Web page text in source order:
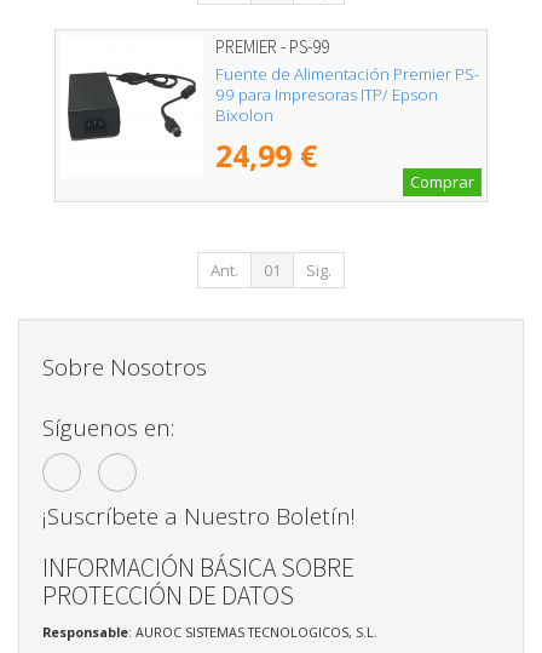
PREMIER - PS-99
Fuente de Alimentación Premier PS-
99 para Impresoras ITP/ Epson
Bixolon
24,99 €
Comprar
Ant. 01 Sig.
Sobre Nosotros
Síguenos en:
¡Suscríbete a Nuestro Boletín!
INFORMACIÓN BÁSICA SOBRE
PROTECCIÓN DE DATOS
Responsable: AUROC SISTEMAS TECNOLOGICOS, S.L.